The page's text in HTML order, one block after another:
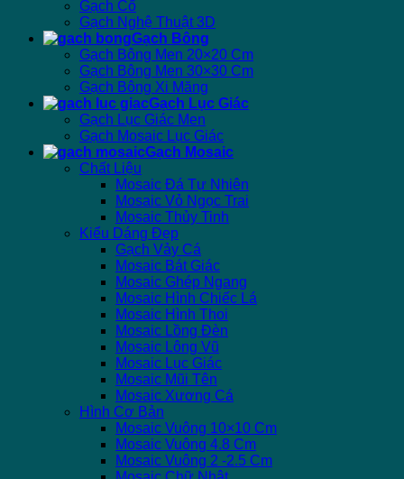
Gạch Cổ
Gạch Nghệ Thuật 3D
Gạch Bông
Gạch Bông Men 20×20 Cm
Gạch Bông Men 30×30 Cm
Gạch Bông Xi Măng
Gạch Lục Giác
Gạch Lục Giác Men
Gạch Mosaic Lục Giác
Gạch Mosaic
Chất Liệu
Mosaic Đá Tự Nhiên
Mosaic Vỏ Ngọc Trai
Mosaic Thủy Tinh
Kiểu Dáng Đẹp
Gạch Vảy Cá
Mosaic Bát Giác
Mosaic Ghép Ngang
Mosaic Hình Chiếc Lá
Mosaic Hình Thoi
Mosaic Lồng Đèn
Mosaic Lông Vũ
Mosaic Lục Giác
Mosaic Mũi Tên
Mosaic Xương Cá
Hình Cơ Bản
Mosaic Vuông 10×10 Cm
Mosaic Vuông 4.8 Cm
Mosaic Vuông 2 -2.5 Cm